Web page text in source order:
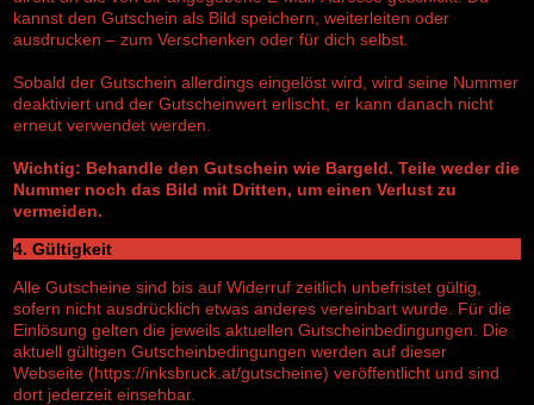
kannst den Gutschein als Bild speichern, weiterleiten oder
ausdrucken – zum Verschenken oder für dich selbst.
Sobald der Gutschein allerdings eingelöst wird, wird seine Nummer
deaktiviert und der Gutscheinwert erlischt, er kann danach nicht
erneut verwendet werden.
Wichtig: Behandle den Gutschein wie Bargeld. Teile weder die
Nummer noch das Bild mit Dritten, um einen Verlust zu
vermeiden.
4. Gültigkeit
Alle Gutscheine sind bis auf Widerruf zeitlich unbefristet gültig,
sofern nicht ausdrücklich etwas anderes vereinbart wurde. Für die
Einlösung gelten die jeweils aktuellen Gutscheinbedingungen. Die
aktuell gültigen Gutscheinbedingungen werden auf dieser
Webseite (https://inksbruck.at/gutscheine) veröffentlicht und sind
dort jederzeit einsehbar.